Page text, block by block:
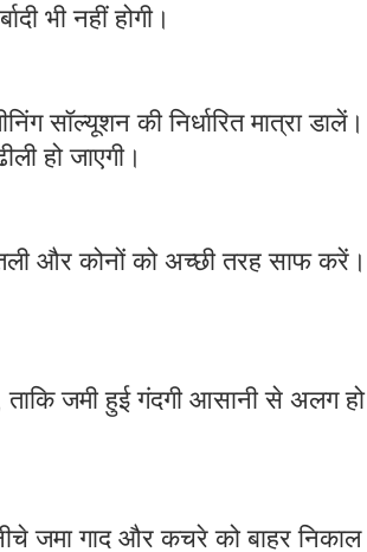
भी नहीं होगी।
सॉल्यूशन की निर्धारित मात्रा डालें।
हो जाएगी।
और कोनों को अच्छी तरह साफ करें।
जमी हुई गंदगी आसानी से अलग हो
जमा गाद और कचरे को बाहर निकाल